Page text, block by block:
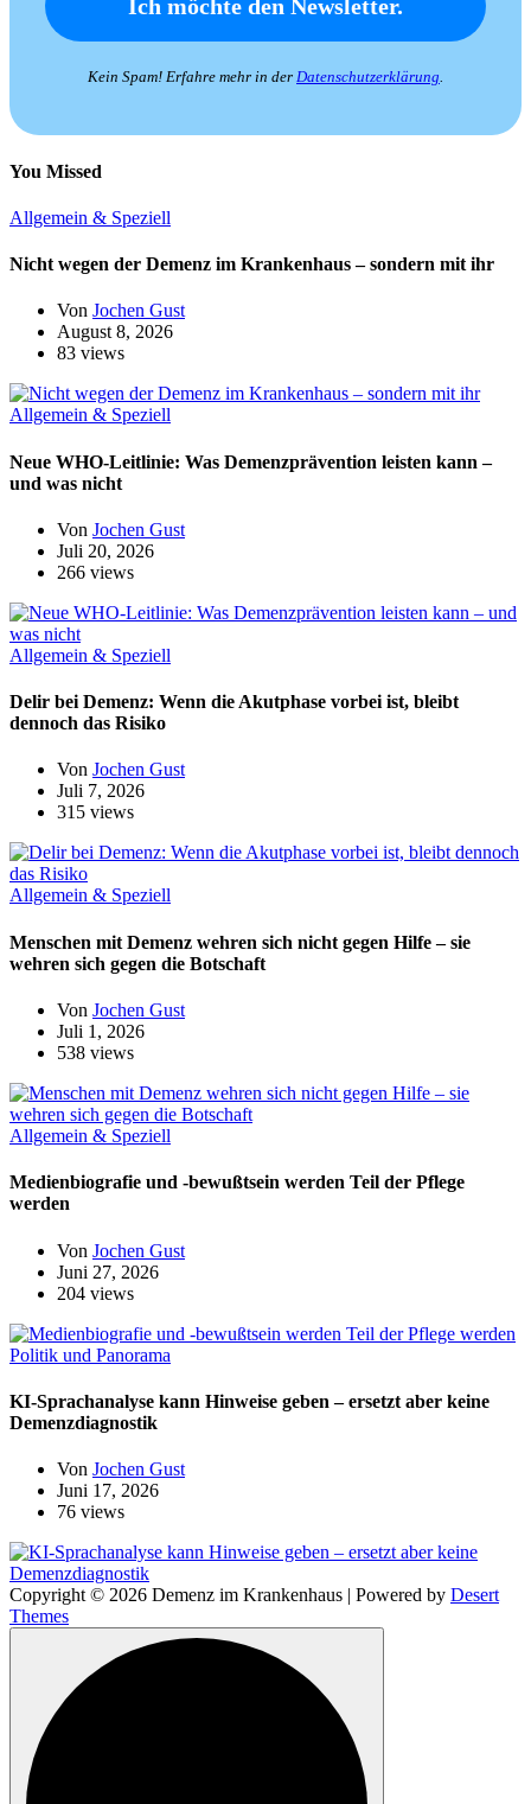
Kein Spam! Erfahre mehr in der Datenschutzerklärung.
You Missed
Allgemein & Speziell
Nicht wegen der Demenz im Krankenhaus – sondern mit ihr
Von Jochen Gust
August 8, 2026
83 views
Allgemein & Speziell
Neue WHO-Leitlinie: Was Demenzprävention leisten kann –
und was nicht
Von Jochen Gust
Juli 20, 2026
266 views
Allgemein & Speziell
Delir bei Demenz: Wenn die Akutphase vorbei ist, bleibt
dennoch das Risiko
Von Jochen Gust
Juli 7, 2026
315 views
Allgemein & Speziell
Menschen mit Demenz wehren sich nicht gegen Hilfe – sie
wehren sich gegen die Botschaft
Von Jochen Gust
Juli 1, 2026
538 views
Allgemein & Speziell
Medienbiografie und -bewußtsein werden Teil der Pflege
werden
Von Jochen Gust
Juni 27, 2026
204 views
Politik und Panorama
KI-Sprachanalyse kann Hinweise geben – ersetzt aber keine
Demenzdiagnostik
Von Jochen Gust
Juni 17, 2026
76 views
Copyright © 2026 Demenz im Krankenhaus | Powered by Desert
Themes